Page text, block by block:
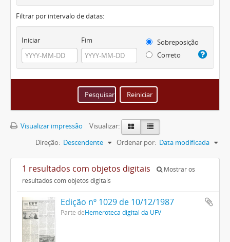
Filtrar por intervalo de datas:
Iniciar Fim
Sobreposição
Correto
Visualizar impressão
Visualizar:
Ordenar por: Data modificada
Direção: Descendente
1 resultados com objetos digitais
Mostrar os
resultados com objetos digitais
Edição nº 1029 de 10/12/1987
Parte deHemeroteca digital da UFV